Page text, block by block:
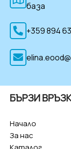
база
+359 894
БЪРЗИ
Начало
За нас